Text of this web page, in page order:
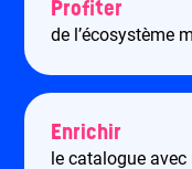
Profiter
de l’écosystème
Enrichir
le catalogue